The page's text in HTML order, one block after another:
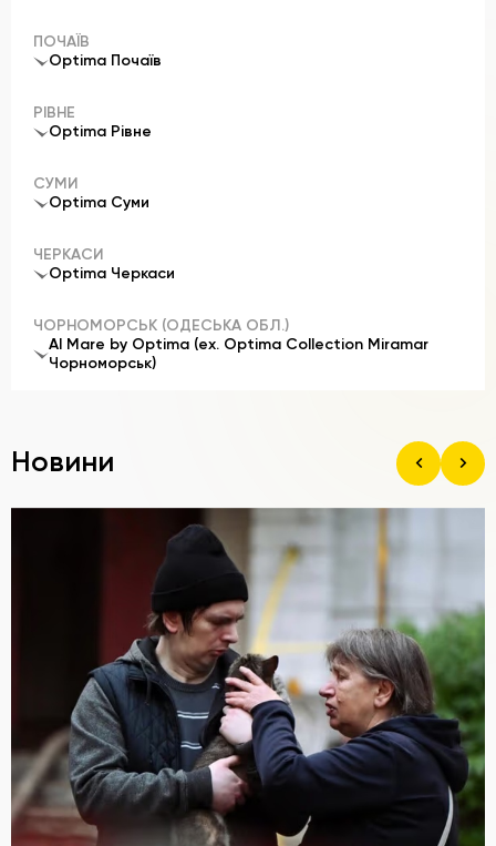
ПОЧАЇВ
Optima Почаїв
РІВНЕ
Optima Рівне
СУМИ
Optima Суми
ЧЕРКАСИ
Optima Черкаси
ЧОРНОМОРСЬК (ОДЕСЬКА ОБЛ.)
Al Mare by Optima (ex. Optima Collection Miramar
Чорноморськ)
Новини